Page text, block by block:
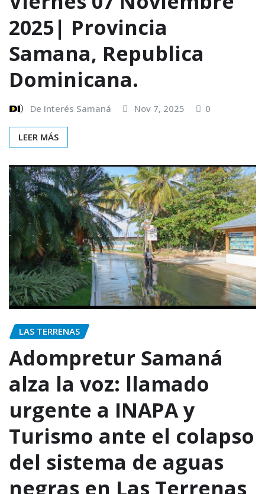
2025| Provincia
Samana, Republica
Dominicana.
De Interés Samaná Nov 7, 2025 0
LEER MÁS
LAS TERRENAS
Adompretur Samaná
alza la voz: llamado
urgente a INAPA y
Turismo ante el colapso
del sistema de aguas
negras en Las Terrenas